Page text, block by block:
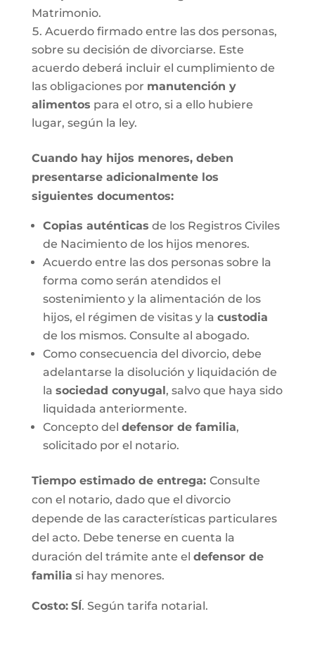
Matrimonio.
Acuerdo firmado entre las dos personas,
sobre su decisión de divorciarse. Este
acuerdo deberá incluir el cumplimiento de
las obligaciones por manutención y
alimentos para el otro, si a ello hubiere
lugar, según la ley.
Cuando hay hijos menores, deben
presentarse adicionalmente los
siguientes documentos:
Copias auténticas de los Registros Civiles
de Nacimiento de los hijos menores.
Acuerdo entre las dos personas sobre la
forma como serán atendidos el
sostenimiento y la alimentación de los
hijos, el régimen de visitas y la custodia
de los mismos. Consulte al abogado.
Como consecuencia del divorcio, debe
adelantarse la disolución y liquidación de
la sociedad conyugal, salvo que haya sido
liquidada anteriormente.
Concepto del defensor de familia,
solicitado por el notario.
Tiempo estimado de entrega: Consulte
con el notario, dado que el divorcio
depende de las características particulares
del acto. Debe tenerse en cuenta la
duración del trámite ante el defensor de
familia si hay menores.
Costo: SÍ. Según tarifa notarial.